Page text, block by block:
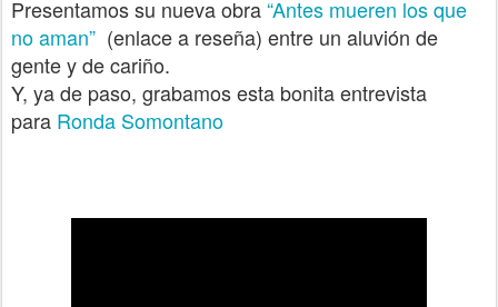
Presentamos su nueva obra“Antes mueren los que
no aman” (enlace a reseña) entre un aluvión de
gente y de cariño.
Y, ya de paso, grabamos esta bonita entrevista
para Ronda Somontano